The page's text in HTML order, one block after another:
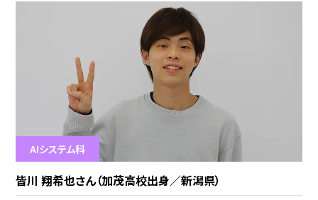
AIシステム科
皆川 翔希也さん（加茂高校出身／新潟県）